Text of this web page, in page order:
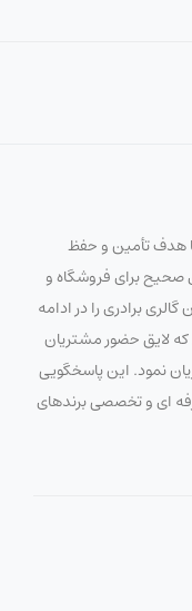
هدف تأمین و حفظ
تعیین استراتژی صحیح برای فروشگاه و
برادری را در ادامه
که لایق حضور مشتریان
نمود. این پاسخگویی
ای و تخصصی برندهای